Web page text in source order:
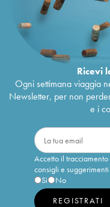
Ricevi
Ogni settimana viaggia
Newsletter, per non
e i
Accetto il
consigli e
Sì
No
REGISTRATI